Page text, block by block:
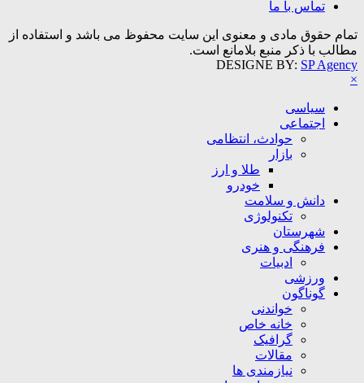
تماس با ما
تمام حقوق مادی و معنوی این سایت محفوظ می باشد و استفاده از
مطالب با ذکر منبع بلامانع است.
DESIGNE BY: SP Agency
×
سیاسی
اجتماعی
حوادث، انتظامی
بازار
طلا و ارز
خودرو
دانش و سلامت
تکنولوژی
شهرستان
فرهنگی و هنری
ادبیات
ورزشی
گوناگون
خواندنی
خانه خاص
گرافیک
مقالات
نیازمندی ها